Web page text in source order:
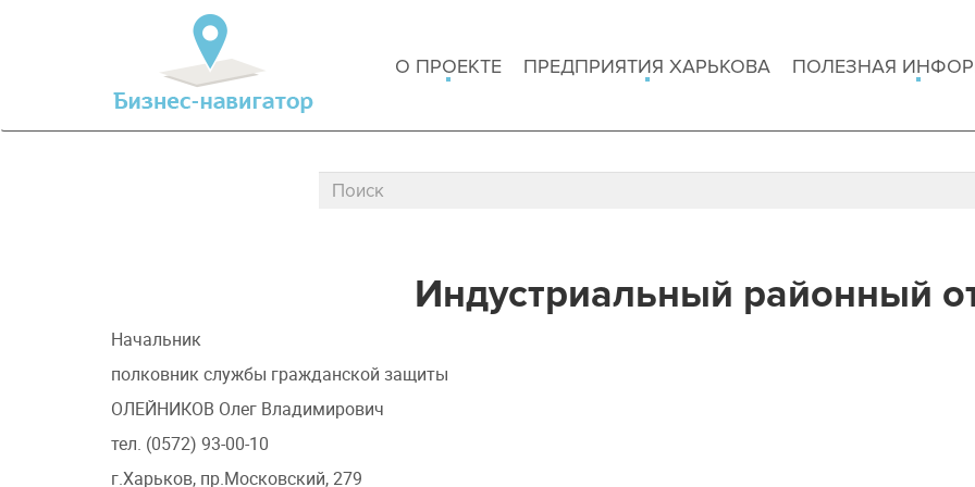
О ПРОЕКТЕ ПРЕДПРИЯТИЯ ХАРЬКОВА ПОЛЕЗНАЯ
Индустриальный районный
Начальник
полковник службы гражданской защиты
ОЛЕЙНИКОВ Олег Владимирович
тел. (0572) 93-00-10
г.Харьков, пр.Московский, 279